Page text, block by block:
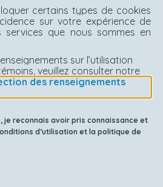
certains types de cookies
sur votre expérience de
que nous sommes en
sur l’utilisation
veuillez consulter notre
des renseignements
je reconnais avoir pris connaissance et
d’utilisation et la politique de